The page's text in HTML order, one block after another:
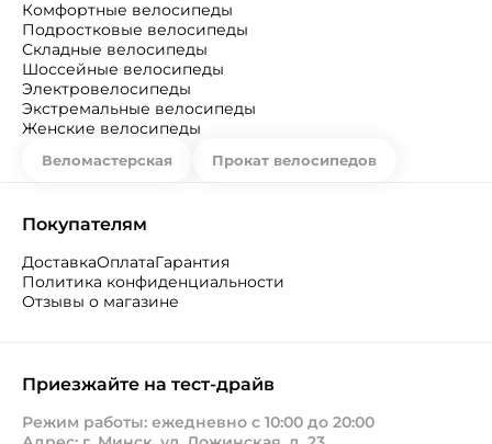
Комфортные велосипеды
Подростковые велосипеды
Складные велосипеды
Шоссейные велосипеды
Электровелосипеды
Экстремальные велосипеды
Женские велосипеды
Веломастерская Прокат велосипедов
Покупателям
ДоставкаОплатаГарантия
Политика конфиденциальности
Отзывы о магазине
Приезжайте на тест-драйв
Режим работы: ежедневно с 10:00 до 20:00